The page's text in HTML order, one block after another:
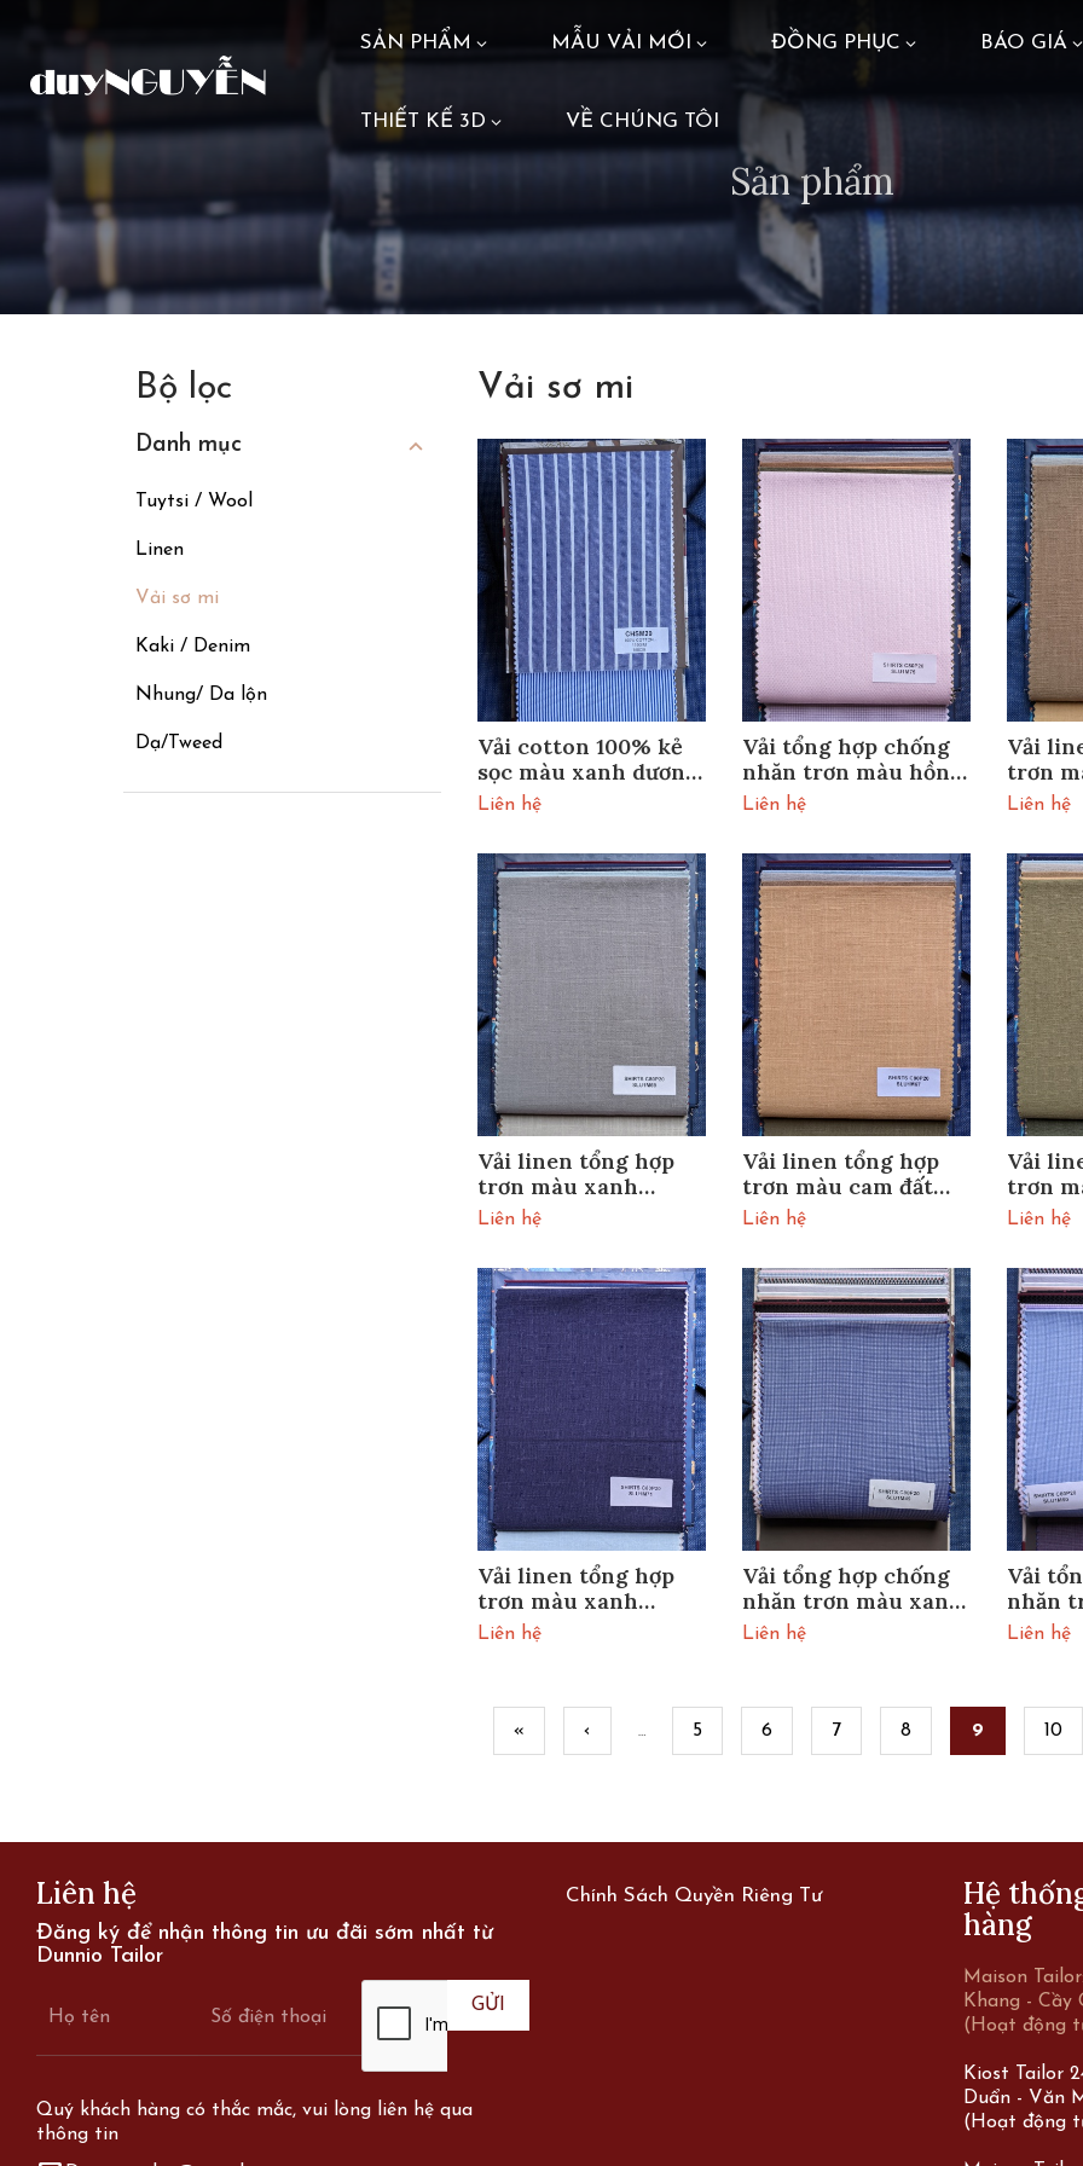
SẢN PHẨM MẪU VẢI MỚI ĐỒNG PHỤC BÁO GIÁ
THIẾT KẾ 3D VỀ CHÚNG TÔI
Sản phẩm
Bộ lọc
Danh mục
Tuytsi / Wool
Linen
Vải sơ mi
Kaki / Denim
Nhung/ Da lộn
Dạ/Tweed
Vải sơ mi
Vải cotton 100% kẻ
sọc màu xanh dương
CHSM20
Liên hệ
Vải tổng hợp chống
nhăn trơn màu hồng
SLU1M75
Liên hệ
Vải
trơn
Liên hệ
Vải linen tổng hợp
trơn màu xanh
SLU1M69
Liên hệ
Vải linen tổng hợp
trơn màu cam đất
SLU1M67
Liên hệ
Vải
trơn
Liên hệ
Vải linen tổng hợp
trơn màu xanh
dương SLU1M71
Liên hệ
Vải tổng hợp chống
nhăn trơn màu xanh
dương SLU1M49
Liên hệ
Vải
nhăn
dương
Liên hệ
Pages
« ‹ … 5 6 7 8 9 10
Liên hệ
Đăng ký để nhận thông tin ưu đãi sớm nhất từ
Dunnio Tailor
Quý khách hàng có thắc mắc, vui lòng liên hệ qua
thông tin
Chính Sách Quyền Riêng Tư
Hệ
hàng
Maison
Khang - Cầy
(Hoạt động
Kiost Tailor
Duẩn - Văn
(Hoạt động